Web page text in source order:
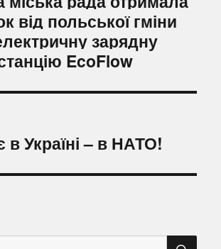
від польської гміни
зарядну
EcoFlow
в Україні – в НАТО!